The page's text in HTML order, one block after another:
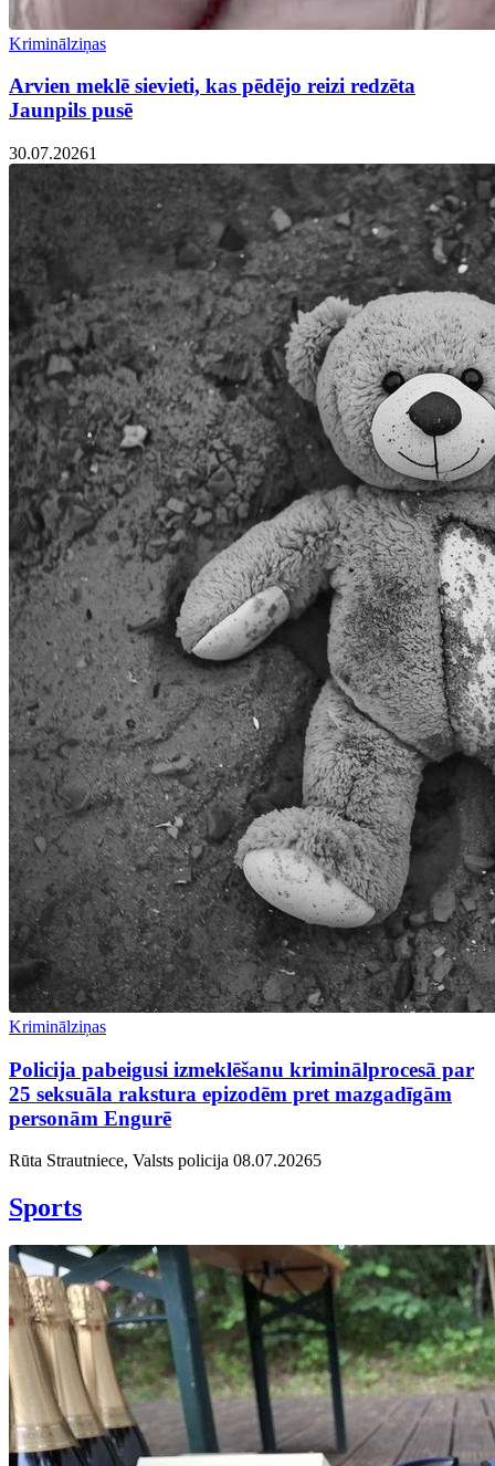
Kriminālziņas
Arvien meklē sievieti, kas pēdējo reizi redzēta
Jaunpils pusē
30.07.20261
Kriminālziņas
Policija pabeigusi izmeklēšanu kriminālprocesā par
25 seksuāla rakstura epizodēm pret mazgadīgām
personām Engurē
Rūta Strautniece, Valsts policija 08.07.20265
Sports